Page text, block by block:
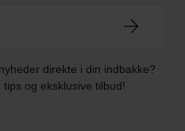
direkte i din indbakke?
og eksklusive tilbud!